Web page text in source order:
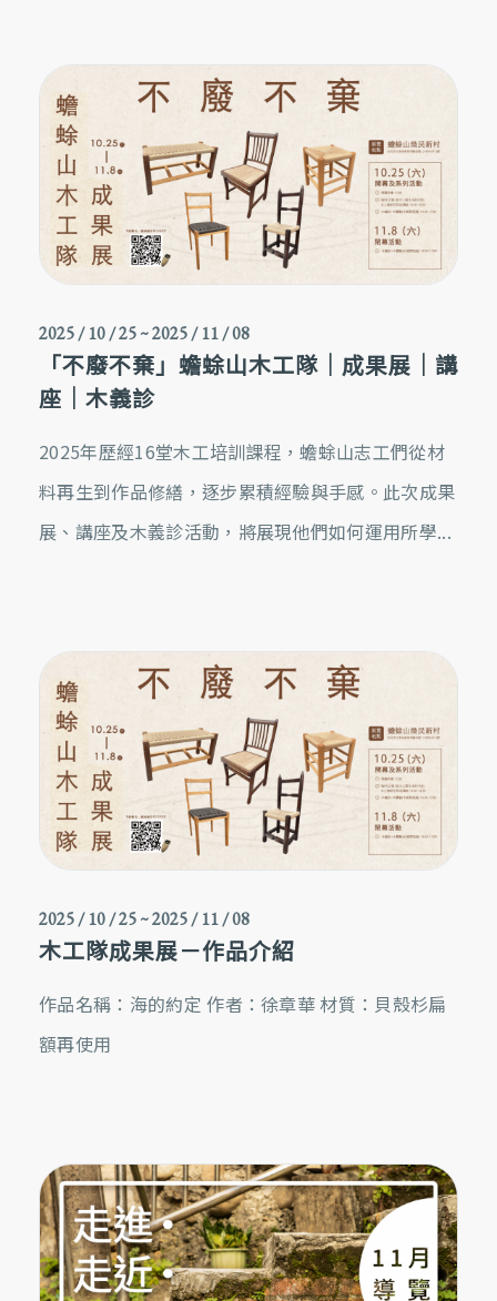
2025 / 10 / 25~2025 / 11 / 08
「不廢不棄」蟾蜍山木工隊｜成果展｜講
座｜木義診
2025年歷經16堂木工培訓課程，蟾蜍山志工們從材
料再生到作品修繕，逐步累積經驗與手感。此次成果
展、講座及木義診活動，將展現他們如何運用所學...
2025 / 10 / 25~2025 / 11 / 08
木工隊成果展－作品介紹
作品名稱：海的約定 作者：徐章華 材質：貝殼杉扁
額再使用